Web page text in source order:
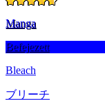
Manga
Befejezett
Bleach
ブリーチ